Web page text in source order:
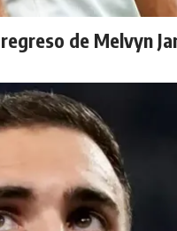
de Melvyn